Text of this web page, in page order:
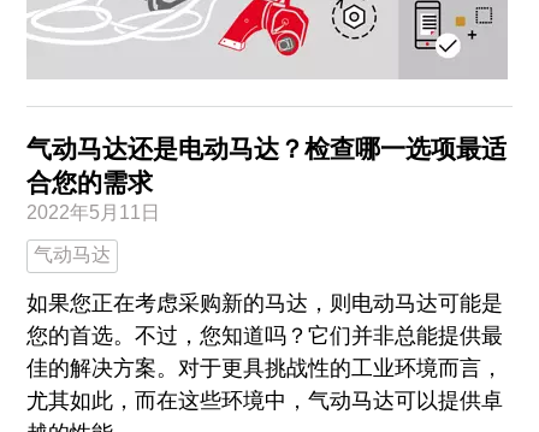
气动马达还是电动马达？检查哪一选项最适
合您的需求
2022年5月11日
气动马达
如果您正在考虑采购新的马达，则电动马达可能是
您的首选。不过，您知道吗？它们并非总能提供最
佳的解决方案。对于更具挑战性的工业环境而言，
尤其如此，而在这些环境中，气动马达可以提供卓